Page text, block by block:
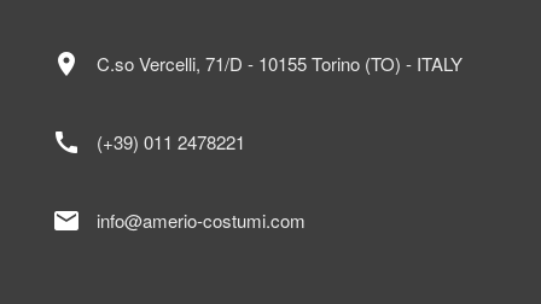
location_on C.so Vercelli, 71/D - 10155 Torino (TO) - ITALY
call (+39) 011 2478221
mail info@amerio-costumi.com